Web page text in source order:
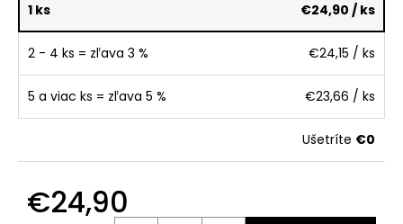
1 ks €24,90 / ks
2 - 4 ks = zľava 3 % €24,15 / ks
5 a viac ks = zľava 5 % €23,66 / ks
Ušetríte €0
€24,90